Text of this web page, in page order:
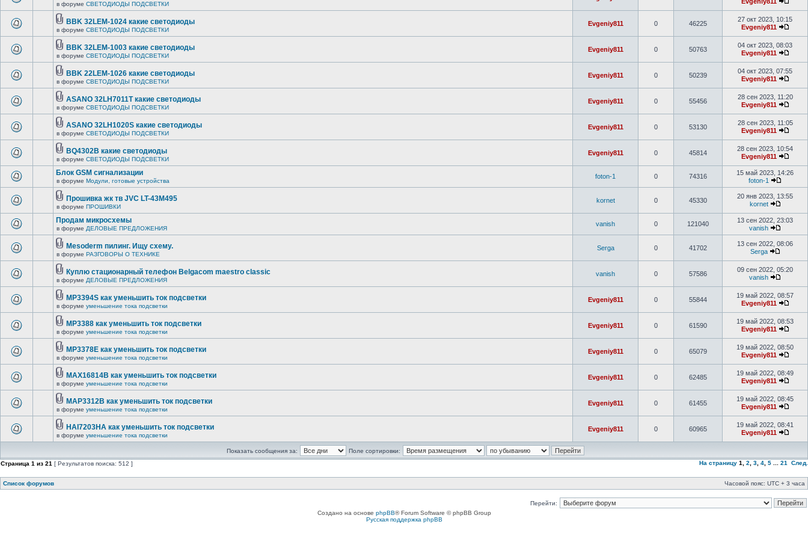
в форуме СВЕТОДИОДЫ ПОДСВЕТКИ
BBK 32LEM-1024 какие светодиоды
в форуме СВЕТОДИОДЫ ПОДСВЕТКИ
Evgeniy811 0 46225
27 окт 2023, 10:15
Evgeniy811
BBK 32LEM-1003 какие светодиоды
в форуме СВЕТОДИОДЫ ПОДСВЕТКИ
Evgeniy811 0 50763
04 окт 2023, 08:03
Evgeniy811
BBK 22LEM-1026 какие светодиоды
в форуме СВЕТОДИОДЫ ПОДСВЕТКИ
Evgeniy811 0 50239
04 окт 2023, 07:55
Evgeniy811
ASANO 32LH7011T какие светодиоды
в форуме СВЕТОДИОДЫ ПОДСВЕТКИ
Evgeniy811 0 55456
28 сен 2023, 11:20
Evgeniy811
ASANO 32LH1020S какие светодиоды
в форуме СВЕТОДИОДЫ ПОДСВЕТКИ
Evgeniy811 0 53130
28 сен 2023, 11:05
Evgeniy811
BQ4302B какие светодиоды
в форуме СВЕТОДИОДЫ ПОДСВЕТКИ
Evgeniy811 0 45814
28 сен 2023, 10:54
Evgeniy811
Блок GSM сигнализации
в форуме Модули, готовые устройства
foton-1 0 74316
15 май 2023, 14:26
foton-1
Прошивка жк тв JVC LT-43M495
в форуме ПРОШИВКИ
kornet 0 45330
20 янв 2023, 13:55
kornet
Продам микросхемы
в форуме ДЕЛОВЫЕ ПРЕДЛОЖЕНИЯ
vanish 0 121040
13 сен 2022, 23:03
vanish
Mesoderm пилинг. Ищу схему.
в форуме РАЗГОВОРЫ О ТЕХНИКЕ
Serga 0 41702
13 сен 2022, 08:06
Serga
Куплю стационарный телефон Belgacom maestro classic
в форуме ДЕЛОВЫЕ ПРЕДЛОЖЕНИЯ
vanish 0 57586
09 сен 2022, 05:20
vanish
MP3394S как уменьшить ток подсветки
в форуме уменьшение тока подсветки
Evgeniy811 0 55844
19 май 2022, 08:57
Evgeniy811
MP3388 как уменьшить ток подсветки
в форуме уменьшение тока подсветки
Evgeniy811 0 61590
19 май 2022, 08:53
Evgeniy811
MP3378E как уменьшить ток подсветки
в форуме уменьшение тока подсветки
Evgeniy811 0 65079
19 май 2022, 08:50
Evgeniy811
MAX16814B как уменьшить ток подсветки
в форуме уменьшение тока подсветки
Evgeniy811 0 62485
19 май 2022, 08:49
Evgeniy811
MAP3312B как уменьшить ток подсветки
в форуме уменьшение тока подсветки
Evgeniy811 0 61455
19 май 2022, 08:45
Evgeniy811
HAI7203HA как уменьшить ток подсветки
в форуме уменьшение тока подсветки
Evgeniy811 0 60965
19 май 2022, 08:41
Evgeniy811
Показать сообщения за:
Поле сортировки:
Страница 1 из 21 [ Результатов поиска: 512 ] На страницу 1 2 3 4 5 21 След.
Список форумов Часовой пояс: UTC + 3 часа
Перейти:
Создано на основе phpBB® Forum Software © phpBB Group
Русская поддержка phpBB